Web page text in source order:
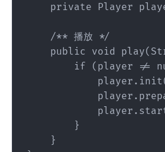
private Player
    /** 播放 */
public void
if (player !=
        }
    }